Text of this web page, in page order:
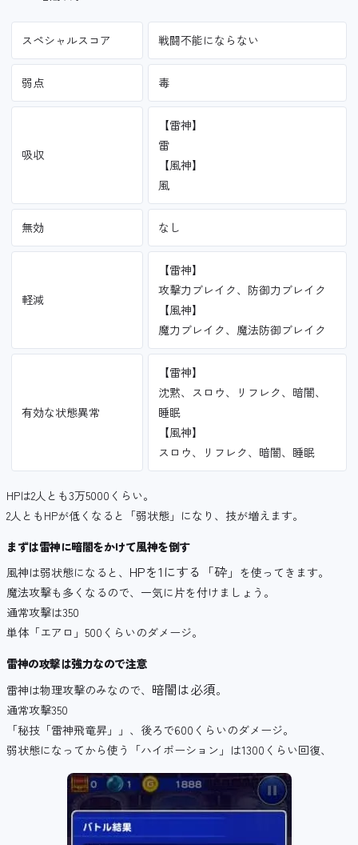
スペシャルスコア 戦闘不能にならない
弱点 毒
吸収
【雷神】
雷
【風神】
風
無効 なし
軽減
【雷神】
攻撃力ブレイク、防御力ブレイク
【風神】
魔力ブレイク、魔法防御ブレイク
有効な状態異常
【雷神】
沈黙、スロウ、リフレク、暗闇、
睡眠
【風神】
スロウ、リフレク、暗闇、睡眠
HPは2人とも3万5000くらい。
2人ともHPが低くなると「弱状態」になり、技が増えます。
まずは雷神に暗闇をかけて風神を倒す
風神は弱状態になると、 HPを1にする「砕」 を使ってきます。
魔法攻撃も多くなるので、一気に片を付けましょう。
通常攻撃は350
単体「エアロ」500くらいのダメージ。
雷神の攻撃は強力なので注意
雷神は物理攻撃のみなので、 暗闇は必須。
通常攻撃350
「秘技「雷神飛竜昇」」、後ろで600くらいのダメージ。
弱状態になってから使う「ハイポーション」は1300くらい回復、